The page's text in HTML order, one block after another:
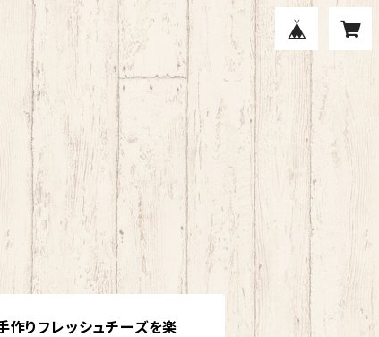
作りフレッシュチーズを楽